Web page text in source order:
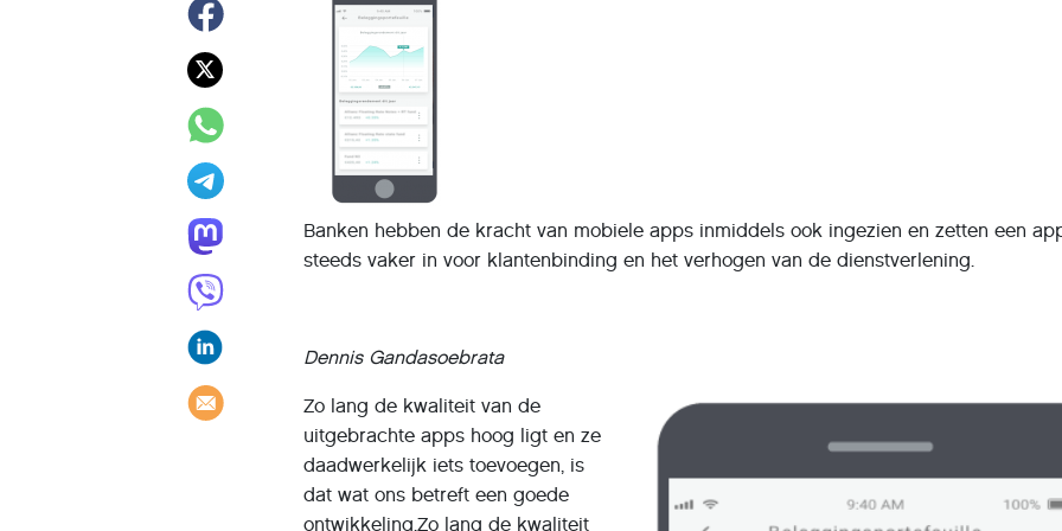
Banken hebben de kracht van mobiele apps inmiddels ook ingezien en zetten een
steeds vaker in voor klantenbinding en het verhogen van de dienstverlening.
Dennis Gandasoebrata
Zo lang de kwaliteit van de
uitgebrachte apps hoog ligt en ze
daadwerkelijk iets toevoegen, is
dat wat ons betreft een goede
ontwikkeling.Zo lang de kwaliteit